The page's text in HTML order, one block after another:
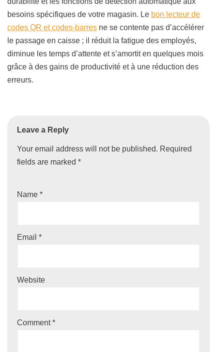
besoins spécifiques de votre magasin. Le bon lecteur de
codes QR et codes-barres ne se contente pas d’accélérer
le passage en caisse ; il réduit la fatigue des employés,
diminue les temps d’attente et s’amortit en quelques mois
grâce à des gains de productivité et à une réduction des
erreurs.
Leave a Reply
Your email address will not be published. Required
fields are marked *
Name *
Email *
Website
Comment*